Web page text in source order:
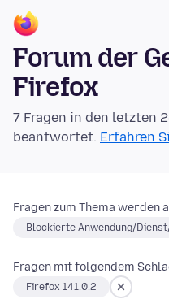
Forum der
Firefox
7 Fragen in den letzten
beantwortet. Erfahren
Fragen zum Thema werden
Blockierte Anwendung/
Fragen mit folgendem
Firefox 141.0.2